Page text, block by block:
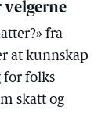
fra
at kunnskap
for folks
skatt og